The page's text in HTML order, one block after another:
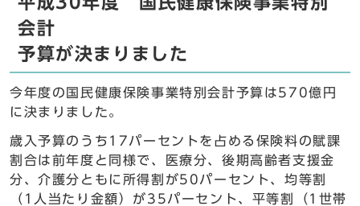
会計
予算が決まりました
今年度の国民健康保険事業特別会計予算は570億円
に決まりました。
歳入予算のうち17パーセントを占める保険料の賦課
割合は前年度と同様で、医療分、後期高齢者支援金
分、介護分ともに所得割が50パーセント、均等割
（1人当たり金額）が35パーセント、平等割（1世帯